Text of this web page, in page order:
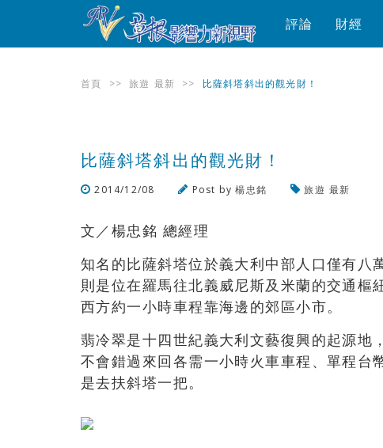
評論 財經
首頁 >> 旅遊 最新 >> 比薩斜塔斜出的觀光財！
比薩斜塔斜出的觀光財！
2014/12/08 Post by楊忠銘 旅遊 最新
文／楊忠銘 總經理
知名的比薩斜塔位於義大利中部人口僅有
則是位在羅馬往北義威尼斯及米蘭的交通
西方約一小時車程靠海邊的郊區小市。
翡冷翠是十四世紀義大利文藝復興的起源地
不會錯過來回各需一小時火車車程、單程
是去扶斜塔一把。